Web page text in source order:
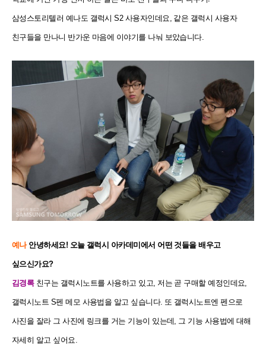
삼성스토리텔러 예나도 갤럭시 S2 사용자인데요, 같은 갤럭시 사용자
친구들을 만나니 반가운 마음에 이야기를 나눠 보았습니다.
예나안녕하세요! 오늘 갤럭시 아카데미에서 어떤 것들을 배우고
싶으신가요?
김경록친구는 갤럭시노트를 사용하고 있고, 저는 곧 구매할 예정인데요,
갤럭시노트 S펜 메모 사용법을 알고 싶습니다. 또 갤럭시노트엔 펜으로
사진을 잘라 그 사진에 링크를 거는 기능이 있는데, 그 기능 사용법에 대해
자세히 알고 싶어요.